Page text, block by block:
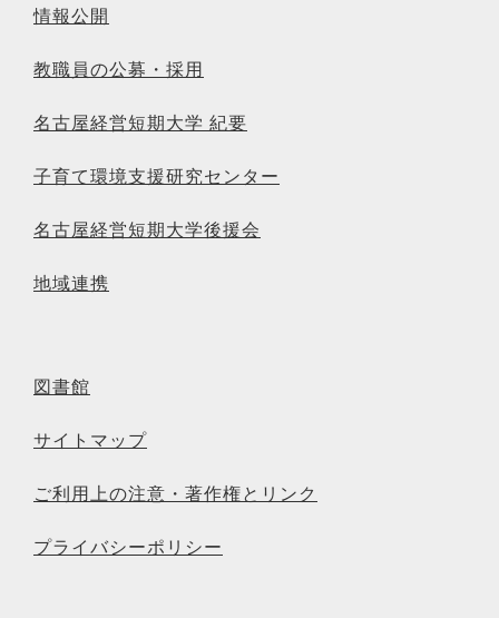
情報公開
教職員の公募・採用
名古屋経営短期大学 紀要
子育て環境支援研究センター
名古屋経営短期大学後援会
地域連携
図書館
サイトマップ
ご利用上の注意・著作権とリンク
プライバシーポリシー